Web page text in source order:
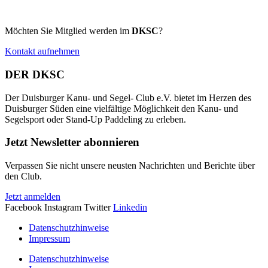
Möchten Sie Mitglied werden im DKSC?
Kontakt aufnehmen
DER DKSC
Der Duisburger Kanu- und Segel- Club e.V. bietet im Herzen des
Duisburger Süden eine vielfältige Möglichkeit den Kanu- und
Segelsport oder Stand-Up Paddeling zu erleben.
Jetzt Newsletter abonnieren
Verpassen Sie nicht unsere neusten Nachrichten und Berichte über
den Club.
Jetzt anmelden
Facebook Instagram Twitter Linkedin
Datenschutzhinweise
Impressum
Datenschutzhinweise